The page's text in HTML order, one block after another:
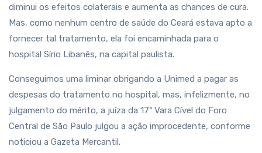
diminui os efeitos colaterais e aumenta as chances de cura.
Mas, como nenhum centro de saúde do Ceará estava apto a
fornecer tal tratamento, ela foi encaminhada para o
hospital Sírio Libanês, na capital paulista.
Conseguimos uma liminar obrigando a Unimed a pagar as
despesas do tratamento no hospital, mas, infelizmente, no
julgamento do mérito, a juíza da 17ª Vara Cível do Foro
Central de São Paulo julgou a ação improcedente, conforme
noticiou a Gazeta Mercantil.